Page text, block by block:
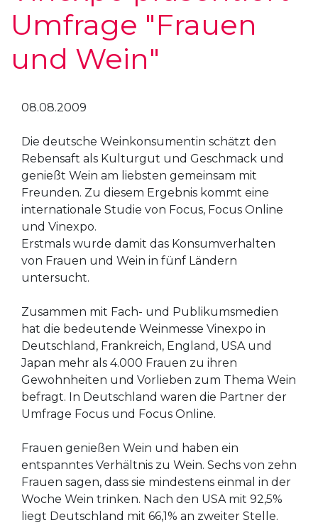
Umfrage "Frauen
und Wein"
08.08.2009
Die deutsche Weinkonsumentin schätzt den
Rebensaft als Kulturgut und Geschmack und
genießt Wein am liebsten gemeinsam mit
Freunden. Zu diesem Ergebnis kommt eine
internationale Studie von Focus, Focus Online
und Vinexpo.
Erstmals wurde damit das Konsumverhalten
von Frauen und Wein in fünf Ländern
untersucht.
Zusammen mit Fach- und Publikumsmedien
hat die bedeutende Weinmesse Vinexpo in
Deutschland, Frankreich, England, USA und
Japan mehr als 4.000 Frauen zu ihren
Gewohnheiten und Vorlieben zum Thema Wein
befragt. In Deutschland waren die Partner der
Umfrage Focus und Focus Online.
Frauen genießen Wein und haben ein
entspanntes Verhältnis zu Wein. Sechs von zehn
Frauen sagen, dass sie mindestens einmal in der
Woche Wein trinken. Nach den USA mit 92,5%
liegt Deutschland mit 66,1% an zweiter Stelle.